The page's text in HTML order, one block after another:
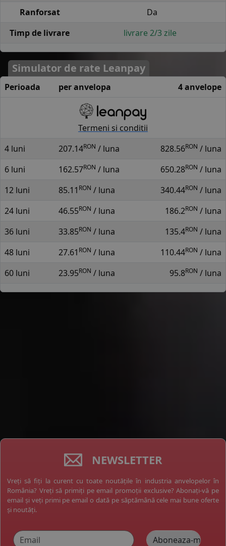
Ranforsat
Da
Timp de livrare
livrare 2/3 zile
Simulator de rate Leanpay
Perioada per anvelopa 4 anvelope
Termeni si conditii
4 luni
207.14RON / luna 828.56RON / luna
6 luni
162.57RON / luna 650.28RON / luna
12 luni
85.11 RON / luna 340.44RON / luna
24 luni
46.55RON / luna 186.2RON / luna
36 luni
33.85RON / luna 135.4RON / luna
48 luni
27.61 RON / luna 110.44RON / luna
60 luni
23.95RON / luna 95.8RON / luna
NEWSLETTER
Vreți să fiți la curent cu toate noutățile în industria anvelopelor în
România? Vreți să primiți pe email promoții exclusive? Abonați-vă pe
email și veți primi pe email o dată pe săptămână cele mai bune oferte
și noutăți.